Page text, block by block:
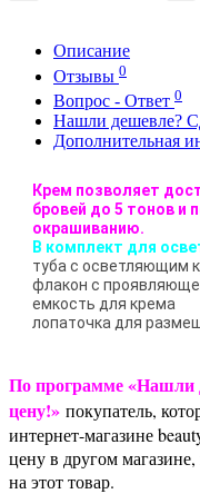
Описание
Отзывы 0
Вопрос - Ответ 0
Нашли дешевле?
Дополнительная
Крем позволяет
бровей до 5 тонов и
окрашиванию.
В комплект для
туба с осветляющим
флакон с
емкость для крема
лопаточка для
По программе «Нашли
цену!» покупатель,
интернет-магазине
цену в другом
на этот товар.